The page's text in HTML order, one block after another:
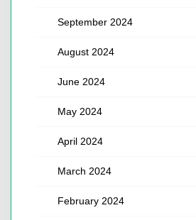
September 2024
August 2024
June 2024
May 2024
April 2024
March 2024
February 2024